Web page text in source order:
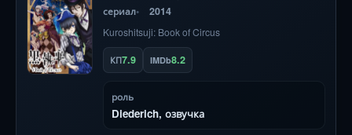
сериал 2014
Kuroshitsuji: Book of Circus
КП7.9 IMDb8.2
роль
Diederich, озвучка